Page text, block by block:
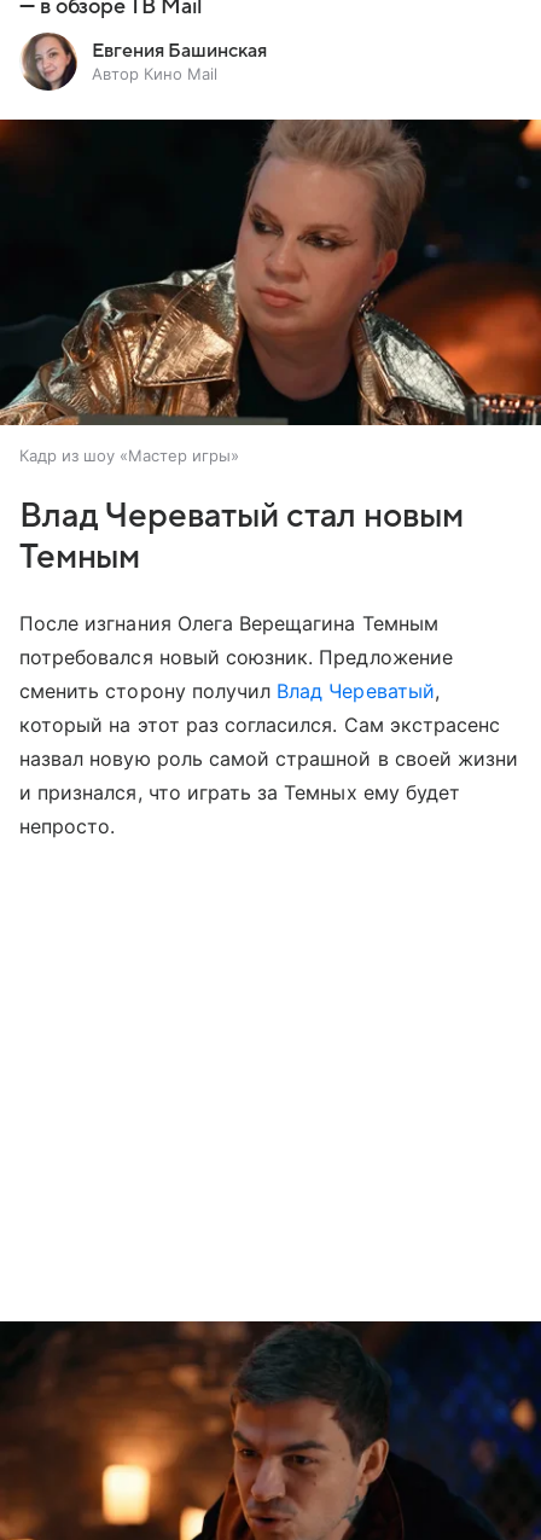
— в обзоре ТВ Mail
Евгения Башинская
Автор Кино Mail
Кадр из шоу «Мастер игры»
Влад Череватый стал новым
Темным
После изгнания Олега Верещагина Темным
потребовался новый союзник. Предложение
сменить сторону получил Влад Череватый,
который на этот раз согласился. Сам экстрасенс
назвал новую роль самой страшной в своей жизни
и признался, что играть за Темных ему будет
непросто.